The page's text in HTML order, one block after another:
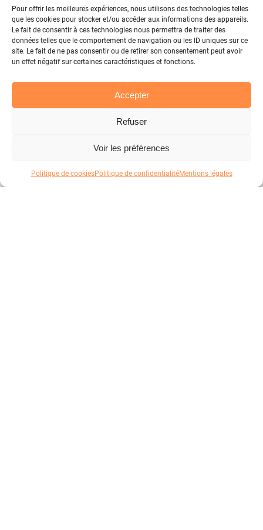
Pour offrir les meilleures expériences, nous utilisons des technologies telles
que les cookies pour stocker et/ou accéder aux informations des appareils.
Le fait de consentir à ces technologies nous permettra de traiter des
données telles que le comportement de navigation ou les ID uniques sur ce
site. Le fait de ne pas consentir ou de retirer son consentement peut avoir
un effet négatif sur certaines caractéristiques et fonctions.
Accepter
Refuser
Voir les préférences
Politique de cookiesPolitique de confidentialitéMentions légales